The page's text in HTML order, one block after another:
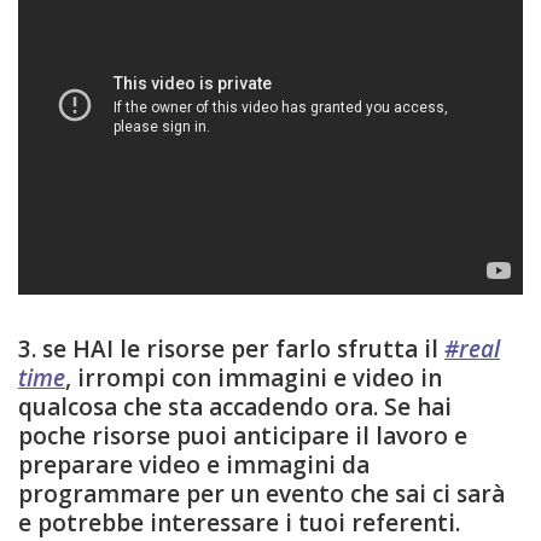
3. se HAI le risorse per farlo sfrutta il #real
time, irrompi con immagini e video in
qualcosa che sta accadendo ora. Se hai
poche risorse puoi anticipare il lavoro e
preparare video e immagini da
programmare per un evento che sai ci sarà
e potrebbe interessare i tuoi referenti.